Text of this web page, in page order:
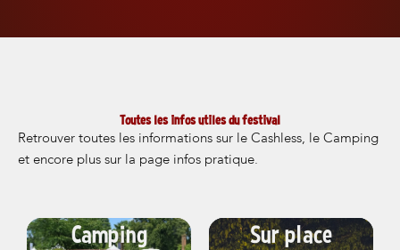
Toutes les infos utiles du festival
Retrouver toutes les informations sur le Cashless, le Camping
et encore plus sur la page infos pratique.
Camping Sur place